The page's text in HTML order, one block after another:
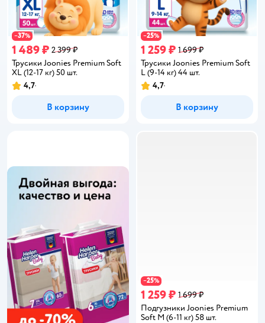
−37%
1 489 ₽ 2 399 ₽
Трусики Joonies Premium Soft
XL (12-17 кг) 50 шт.
Рейтинг:
4,7
В корзину
−25%
1 259 ₽ 1 699 ₽
Трусики Joonies Premium Soft
L (9-14 кг) 44 шт.
Рейтинг:
4,7
В корзину
−25%
1 259 ₽ 1 699 ₽
Подгузники Joonies Premium
Soft M (6-11 кг) 58 шт.